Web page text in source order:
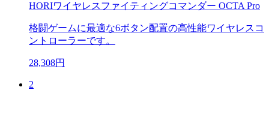
HORIワイヤレスファイティングコマンダー OCTA Pro
格闘ゲームに最適な6ボタン配置の高性能ワイヤレスコ
ントローラーです。
28,308円
2